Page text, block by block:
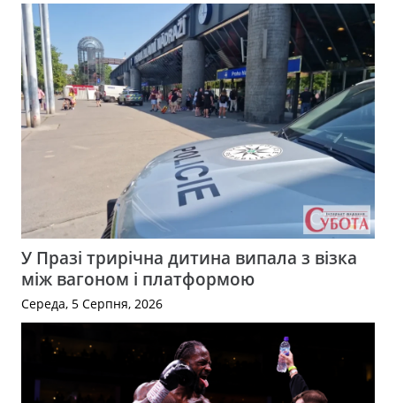
У Празі трирічна дитина випала з візка
між вагоном і платформою
Середа, 5 Серпня, 2026